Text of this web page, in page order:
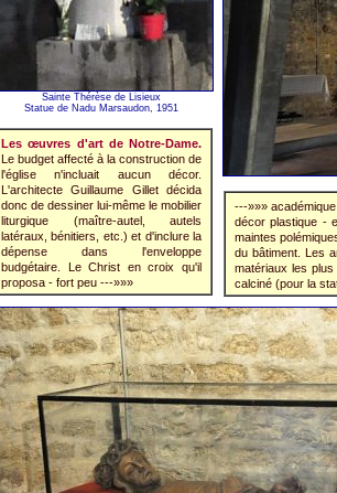
Sainte Thérèse de Lisieux
Statue de Nadu Marsaudon, 1951
Les œuvres d'art de Notre-Dame.
Le budget affecté à la construction de
l'église n'incluait aucun décor.
L'architecte Guillaume Gillet décida
donc de dessiner lui-même le mobilier
liturgique (maître-autel, autels
latéraux, bénitiers, etc.) et d'inclure la
dépense dans l'enveloppe
budgétaire. Le Christ en croix qu'il
proposa - fort peu ---»»»
---»»»
décor plastique -
maintes
du bâtiment. Les
matériaux les
calciné (pour la